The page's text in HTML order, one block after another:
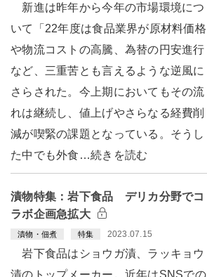
新進は昨年から今年の市場環境につ
いて「22年度は食品業界が原材料価格
や物流コストの高騰、為替の円安進行
など、三重苦とも言えるような逆風に
さらされた。今上期においてもその流
れは継続し、値上げやさらなる経費削
減が喫緊の課題となっている。そうし
た中でも外食…続きを読む
漬物特集：岩下食品 デリカ分野でコ
ラボ企画急拡大
漬物・佃煮 特集 2023.07.15
岩下食品はショウガ漬、ラッキョウ
漬のトップメーカー。近年はSNSでの